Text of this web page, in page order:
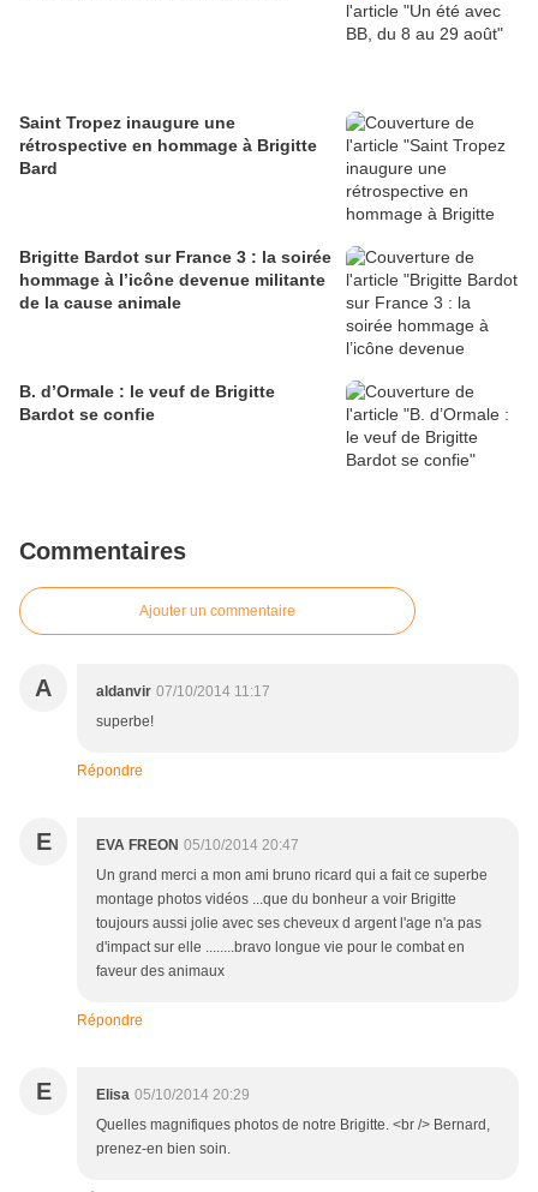
Saint Tropez inaugure une
rétrospective en hommage à Brigitte
Bard
Brigitte Bardot sur France 3 : la soirée
hommage à l’icône devenue militante
de la cause animale
B. d’Ormale : le veuf de Brigitte
Bardot se confie
Commentaires
Ajouter un commentaire
A aldanvir 07/10/2014 11:17
superbe!
Répondre
E EVA FREON 05/10/2014 20:47
Un grand merci a mon ami bruno ricard qui a fait ce superbe
montage photos vidéos ...que du bonheur a voir Brigitte
toujours aussi jolie avec ses cheveux d argent l'age n'a pas
d'impact sur elle ........bravo longue vie pour le combat en
faveur des animaux
Répondre
E Elisa 05/10/2014 20:29
Quelles magnifiques photos de notre Brigitte. <br /> Bernard,
prenez-en bien soin.